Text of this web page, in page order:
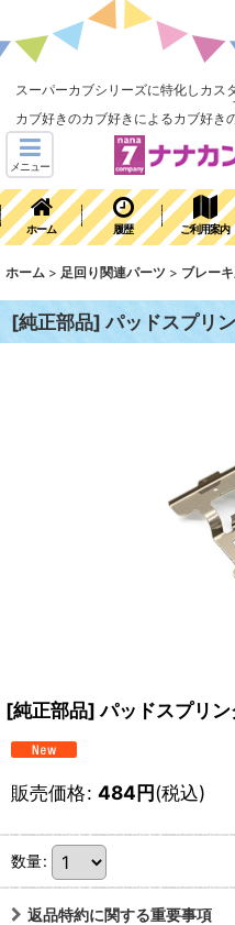
スーパーカブシリーズに特化しカス
カブ好きのカブ好きによるカブ好き
メニュー
ホーム 履歴 ご利用案内
ホーム > 足回り関連パーツ > ブレー
[純正部品] パッドスプリ
[純正部品] パッドスプリン
販売価格: 484円(税込)
数量:
返品特約に関する重要事項